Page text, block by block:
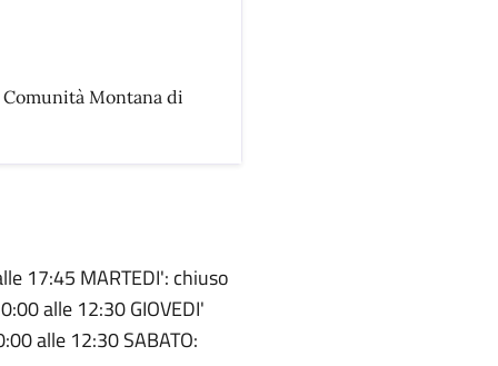
Montana di
17:45 MARTEDI': chiuso
alle 12:30 GIOVEDI'
alle 12:30 SABATO: